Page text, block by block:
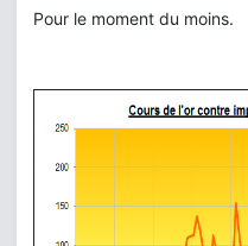
Pour le moment du moins.